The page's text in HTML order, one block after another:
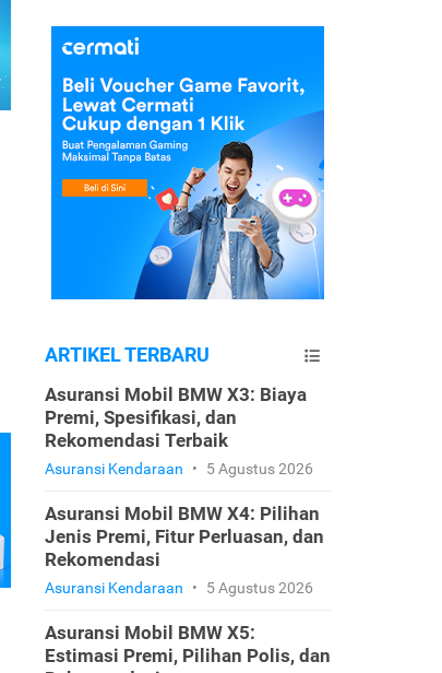
ARTIKEL TERBARU
Asuransi Mobil BMW X3: Biaya
Premi, Spesifikasi, dan
Rekomendasi Terbaik
Asuransi Kendaraan • 5 Agustus 2026
Asuransi Mobil BMW X4: Pilihan
Jenis Premi, Fitur Perluasan, dan
Rekomendasi
Asuransi Kendaraan • 5 Agustus 2026
Asuransi Mobil BMW X5:
Estimasi Premi, Pilihan Polis, dan